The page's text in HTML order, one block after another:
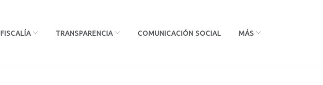
FISCALÍA TRANSPARENCIA COMUNICACIÓN SOCIAL MÁS